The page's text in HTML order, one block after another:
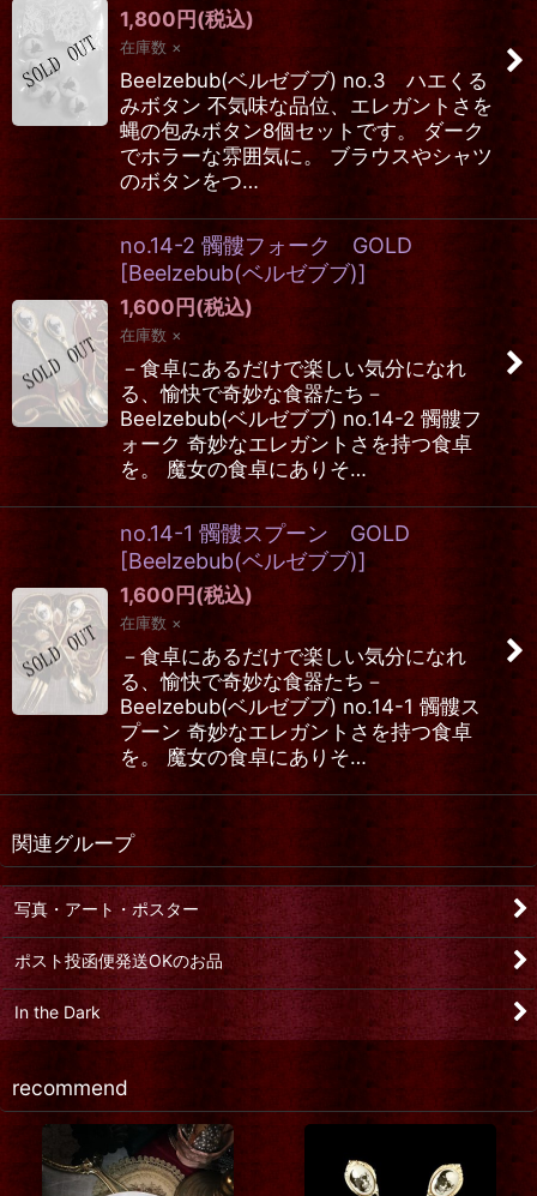
1,800 円 (税込)
在庫数 ×
Beelzebub(ベルゼブブ) no.3 ハエくる
みボタン 不気味な品位、エレガントさを
蝿の包みボタン8個セットです。 ダーク
でホラーな雰囲気に。 ブラウスやシャツ
のボタンをつ…
no.14-2 髑髏フォーク GOLD
[Beelzebub(ベルゼブブ)]
1,600 円 (税込)
在庫数 ×
－食卓にあるだけで楽しい気分になれ
る、愉快で奇妙な食器たち－
Beelzebub(ベルゼブブ) no.14-2 髑髏フ
ォーク 奇妙なエレガントさを持つ食卓
を。 魔女の食卓にありそ…
no.14-1 髑髏スプーン GOLD
[Beelzebub(ベルゼブブ)]
1,600 円 (税込)
在庫数 ×
－食卓にあるだけで楽しい気分になれ
る、愉快で奇妙な食器たち－
Beelzebub(ベルゼブブ) no.14-1 髑髏ス
プーン 奇妙なエレガントさを持つ食卓
を。 魔女の食卓にありそ…
関連グループ
写真・アート・ポスター
ポスト投函便発送OKのお品
In the Dark
recommend